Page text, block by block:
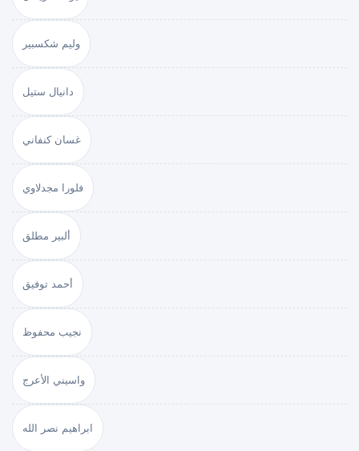
وليم شكسبير
دانيال ستيل
غسان كنفاني
فلورا مجدلاوي
ألبير مطلق
أحمد توفيق
نجيب محفوظ
واسيني الأعرج
ابراهيم نصر الله